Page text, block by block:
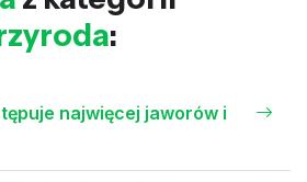
:
najwięcej jaworów i